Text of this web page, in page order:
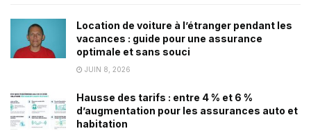
Location de voiture à l’étranger pendant les
vacances : guide pour une assurance
optimale et sans souci
JUIN 8, 2026
Hausse des tarifs : entre 4 % et 6 %
d’augmentation pour les assurances auto et
habitation